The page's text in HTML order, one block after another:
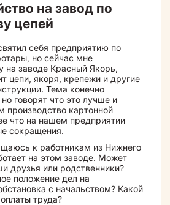
на завод по
цепей
себя предприятию по
но сейчас мне
на заводе Красный Якорь,
цепи, якоря, крепежи и другие
Тема конечно
говорят что это лучше и
производство картонной
что на нашем предприятии
сокращения.
к работникам из Нижнего
на этом заводе. Может
друзья или родственники?
положение дел на
с начальством? Какой
труда?